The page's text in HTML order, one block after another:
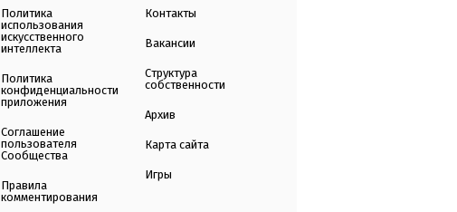
Политика
использования
искусственного
интеллекта
Политика
конфиденциальности
приложения
Соглашение
пользователя
Сообщества
Правила
комментирования
Контакты
Вакансии
Структура
собственности
Архив
Карта сайта
Игры